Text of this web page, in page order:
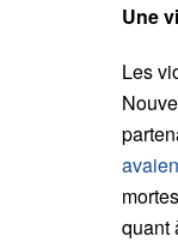
Une
Les
quant